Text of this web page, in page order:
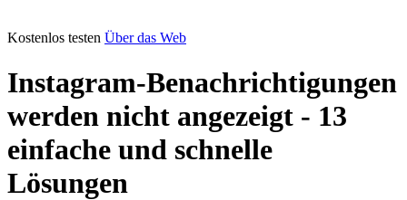
Kostenlos testen Über das Web
Instagram-Benachrichtigungen
werden nicht angezeigt - 13
einfache und schnelle
Lösungen